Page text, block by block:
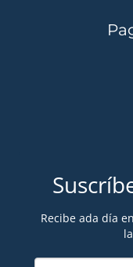
Recibe ada día